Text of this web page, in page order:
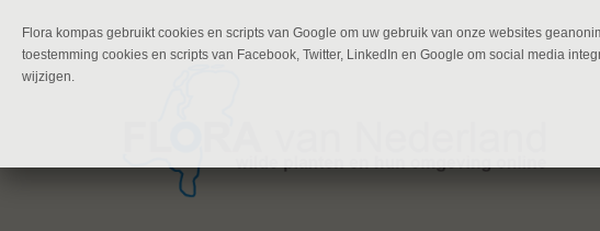
Flora kompas gebruikt cookies en scripts van Google om uw gebruik van onze websites
toestemming cookies en scripts van Facebook, Twitter, LinkedIn en Google om social media
wijzigen.